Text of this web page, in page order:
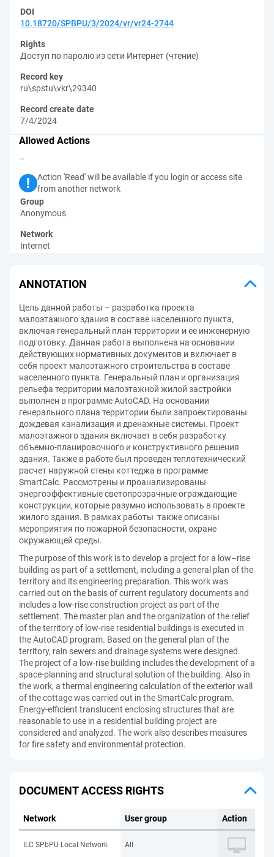
DOI
10.18720/SPBPU/3/2024/vr/vr24-2744
Rights
Доступ по паролю из сети Интернет (чтение)
Record key
ru\spstu\vkr\29340
Record create date
7/4/2024
Allowed Actions
–
Action 'Read' will be available if you login or access site
from another network
Group
Anonymous
Network
Internet
ANNOTATION
Цель данной работы – разработка проекта
малоэтажного здания в составе населенного пункта,
включая генеральный план территории и ее инженерную
подготовку. Данная работа выполнена на основании
действующих нормативных документов и включает в
себя проект малоэтажного строительства в составе
населенного пункта. Генеральный план и организация
рельефа территории малоэтажной жилой застройки
выполнен в программе AutoCAD. На основании
генерального плана территории были запроектированы
дождевая канализация и дренажные системы. Проект
малоэтажного здания включает в себя разработку
объемно-планировочного и конструктивного решения
здания. Также в работе был проведен теплотехнический
расчет наружной стены коттеджа в программе
SmartCalc. Рассмотрены и проанализированы
энергоэффективные светопрозрачные ограждающие
конструкции, которые разумно использовать в проекте
жилого здания. В рамках работы также описаны
мероприятия по пожарной безопасности, охране
окружающей среды.
The purpose of this work is to develop a project for a low–rise
building as part of a settlement, including a general plan of the
territory and its engineering preparation. This work was
carried out on the basis of current regulatory documents and
includes a low-rise construction project as part of the
settlement. The master plan and the organization of the relief
of the territory of low-rise residential buildings is executed in
the AutoCAD program. Based on the general plan of the
territory, rain sewers and drainage systems were designed.
The project of a low-rise building includes the development of a
space-planning and structural solution of the building. Also in
the work, a thermal engineering calculation of the exterior wall
of the cottage was carried out in the SmartCalc program.
Energy-efficient translucent enclosing structures that are
reasonable to use in a residential building project are
considered and analyzed. The work also describes measures
for fire safety and environmental protection.
DOCUMENT ACCESS RIGHTS
Network User group Action
ILC SPbPU Local Network All